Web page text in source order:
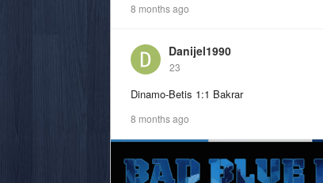
8 months ago
Danijel1990
23
Dinamo-Betis 1:1 Bakrar
8 months ago